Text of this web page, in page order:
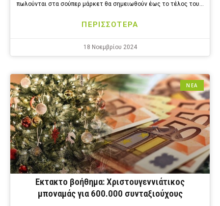
πωλούνται στα σούπερ μάρκετ θα σημειωθούν έως το τέλος του…
ΠΕΡΙΣΣΟΤΕΡΑ
18 Νοεμβρίου 2024
ΝΕΑ
Εκτακτο βοήθημα: Χριστουγεννιάτικος
μποναμάς για 600.000 συνταξιούχους